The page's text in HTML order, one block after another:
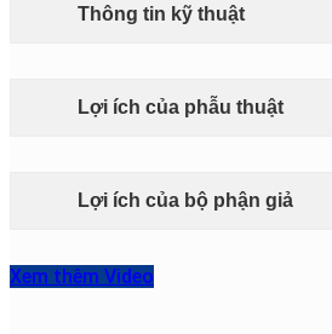
Thông tin kỹ thuật
Lợi ích của phẫu thuật
Lợi ích của bộ phận giả
Xem thêm Video